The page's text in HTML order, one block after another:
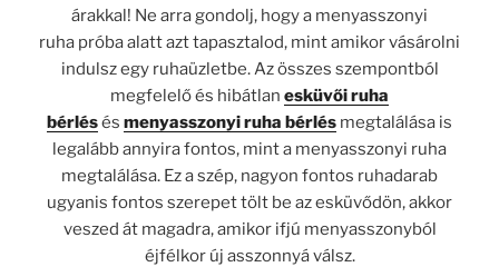
árakkal! Ne arra gondolj, hogy a menyasszonyi
ruha próba alatt azt tapasztalod, mint amikor vásárolni
indulsz egy ruhaüzletbe. Az összes szempontból
megfelelő és hibátlan esküvői ruha
bérlésés menyasszonyi ruha bérlés megtalálása is
legalább annyira fontos, mint a menyasszonyi ruha
megtalálása. Ez a szép, nagyon fontos ruhadarab
ugyanis fontos szerepet tölt be az esküvődön, akkor
veszed át magadra, amikor ifjú menyasszonyból
éjfélkor új asszonnyá válsz.